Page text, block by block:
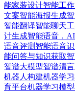
能家装设计智能工
文案智能海报生成
智能翻译智能聊天
计生成智能语音，
语音评测 智能语音识
能问答与知识获取
智谱大模型智谱清
机器人构建机器学习
育平台机器学习模型